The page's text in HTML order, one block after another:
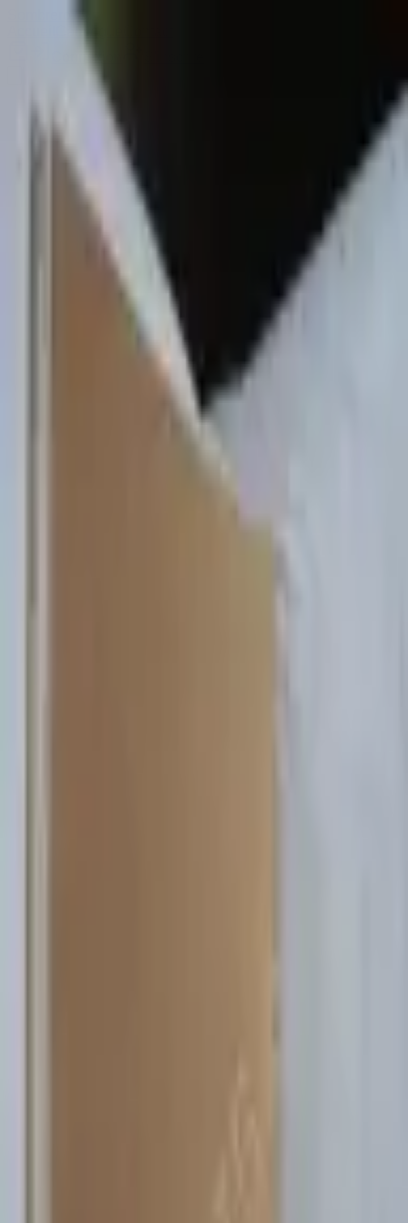
75
Catalogue
Connexion